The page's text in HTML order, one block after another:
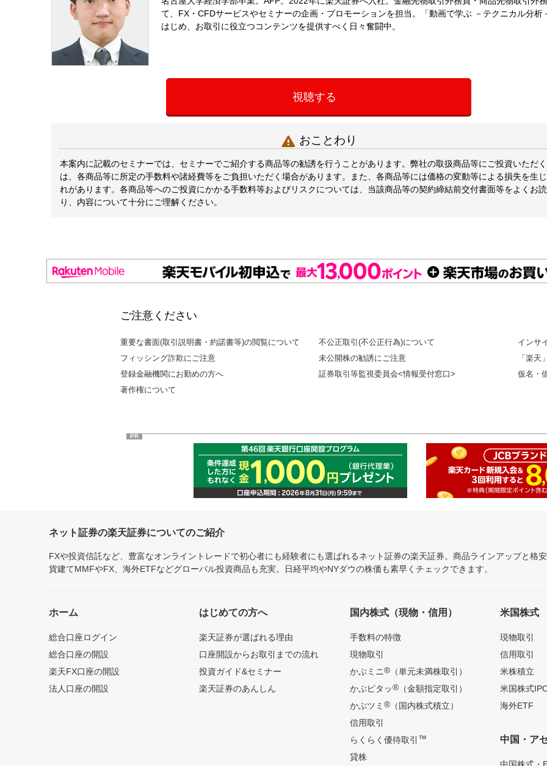
て、FX・CFDサービスやセミナーの企画・プロモーションを担当。「動画で学ぶ －テクニカル分析
はじめ、お取引に役立つコンテンツを提供すべく日々奮闘中。
視聴する
 おことわり
本案内に記載のセミナーでは、セミナーでご紹介する商品等の勧誘を行うことがあります。弊社の取扱商品等にご投資いただ
は、各商品等に所定の手数料や諸経費等をご負担いただく場合があります。また、各商品等には価格の変動等による損失を生
れがあります。各商品等へのご投資にかかる手数料等およびリスクについては、当該商品等の契約締結前交付書面等をよくお
り、内容について十分にご理解ください。
ご注意ください
重要な書面(取引説明書・約諾書等)の閲覧について
フィッシング詐欺にご注意
登録金融機関にお勤めの方へ
著作権について
不公正取引(不公正行為)について
未公開株の勧誘にご注意
証券取引等監視委員会<情報受付窓口>
インサ
「楽天
仮名・
PR
ネット証券の楽天証券についてのご紹介
FXや投資信託など、豊富なオンライントレードで初心者にも経験者にも選ばれるネット証券の楽天証券。商品ラインアップと格
貨建てMMFやFX、海外ETFなどグローバル投資商品も充実。日経平均やNYダウの株価も素早くチェックできます。
ホーム
総合口座ログイン
総合口座の開設
楽天FX口座の開設
法人口座の開設
はじめての方へ
楽天証券が選ばれる理由
口座開設からお取引までの流れ
投資ガイド&セミナー
楽天証券のあんしん
国内株式（現物・信用）
手数料の特徴
現物取引
かぶミニ®（単元未満株取引）
かぶピタッ®（金額指定取引）
かぶツミ ®（国内株式積立）
信用取引
らくらく優待取引 ™
貸株
米国株式
現物取引
信用取引
米株積立
米国株式
海外ETF
中国・ア